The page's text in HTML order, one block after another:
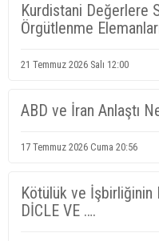
Kurdistani Değerlere
Örgütlenme
21 Temmuz 2026 Salı 12:00
ABD ve İran Anlaştı
17 Temmuz 2026 Cuma 20:56
Kötülük ve
DİCLE VE ….